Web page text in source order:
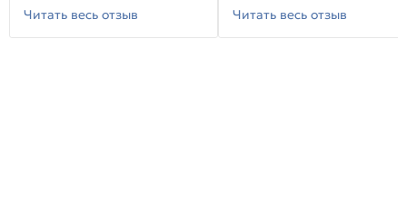
Читать весь отзыв
Читать весь отзыв